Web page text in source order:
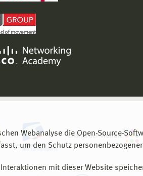
Webanalyse die Open-Source-
um den Schutz
mit dieser Website